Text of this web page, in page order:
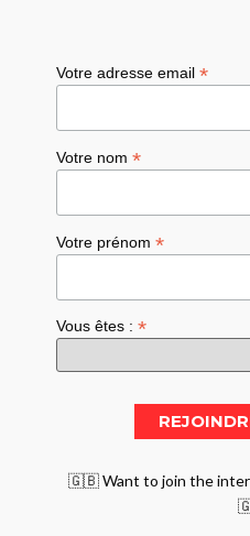
Votre adresse email*
Votre nom*
Votre prénom*
Vous êtes :*
🇬🇧 Want to join the